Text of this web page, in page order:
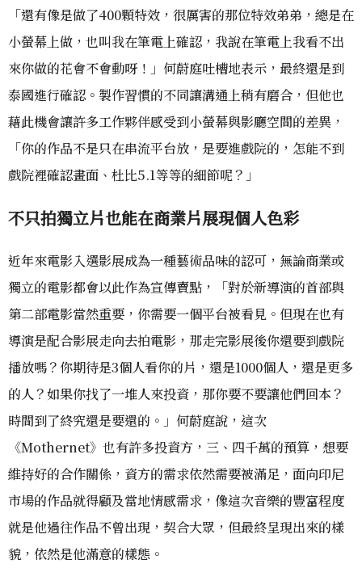
「還有像是做了400顆特效，很厲害的那位特效弟弟，總是在
小螢幕上做，也叫我在筆電上確認，我說在筆電上我看不出
來你做的花會不會動呀！」何蔚庭吐槽地表示，最終還是到
泰國進行確認。製作習慣的不同讓溝通上稍有磨合，但他也
藉此機會讓許多工作夥伴感受到小螢幕與影廳空間的差異，
「你的作品不是只在串流平台放，是要進戲院的，怎能不到
戲院裡確認畫面、杜比5.1等等的細節呢？」
不只拍獨立片也能在商業片展現個人色彩
近年來電影入選影展成為一種藝術品味的認可，無論商業或
獨立的電影都會以此作為宣傳賣點，「對於新導演的首部與
第二部電影當然重要，你需要一個平台被看見。但現在也有
導演是配合影展走向去拍電影，那走完影展後你還要到戲院
播放嗎？你期待是3個人看你的片，還是1000個人，還是更多
的人？如果你找了一堆人來投資，那你要不要讓他們回本？
時間到了終究還是要還的。」何蔚庭說，這次
《Mothernet》也有許多投資方，三、四千萬的預算，想要
維持好的合作關係，資方的需求依然需要被滿足，面向印尼
市場的作品就得顧及當地情感需求，像這次音樂的豐富程度
就是他過往作品不曾出現，契合大眾，但最終呈現出來的樣
貌，依然是他滿意的樣態。